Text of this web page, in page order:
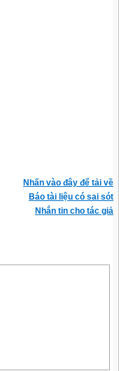
Nhấn vào đây để tải về
Báo tài liệu có sai sót
Nhắn tin cho tác giả